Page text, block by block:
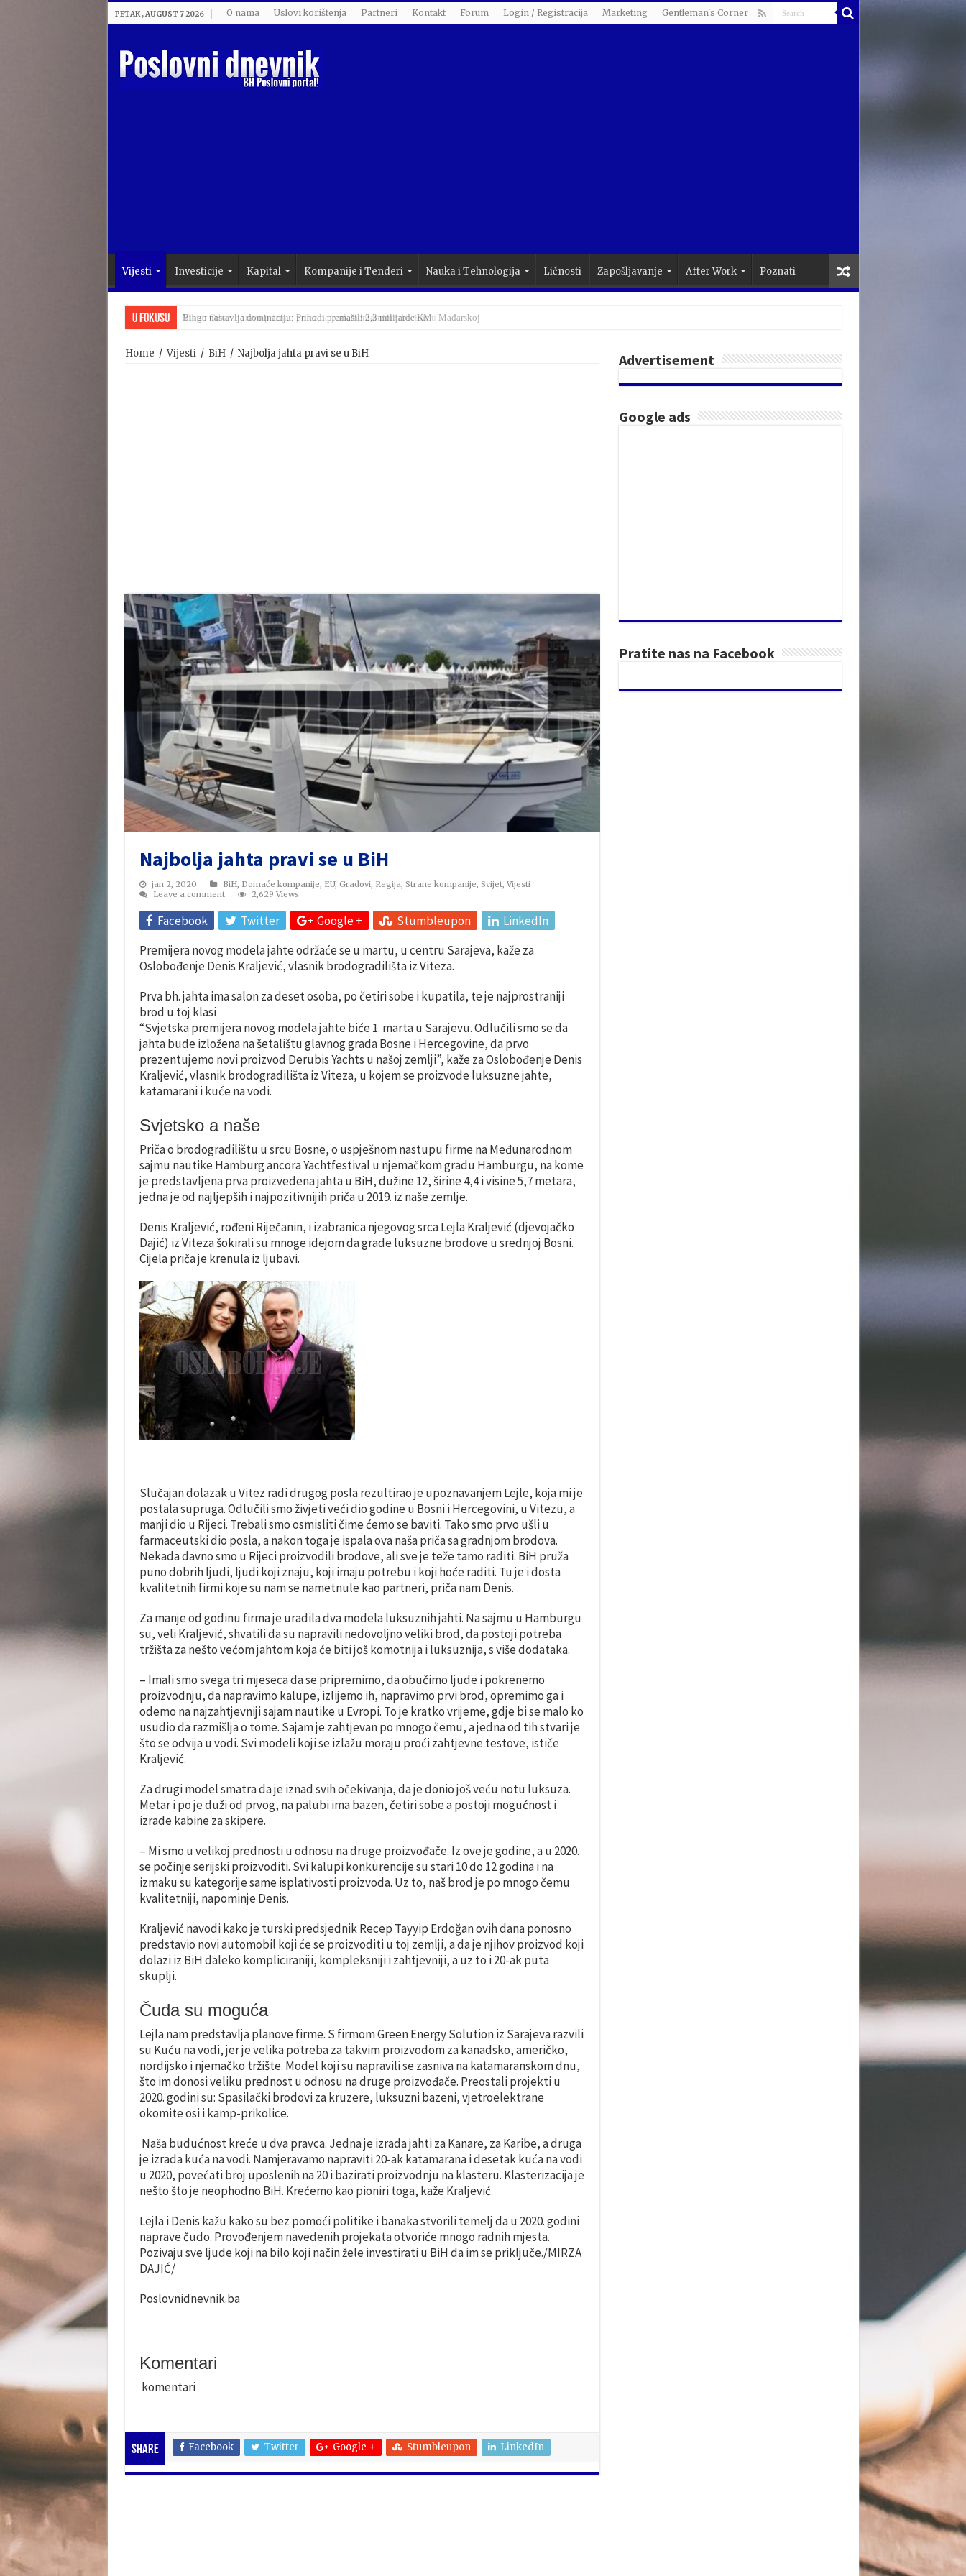
PETAK , AUGUST 7 2026 O nama Uslovi korištenja Partneri Kontakt Forum Login / Registracija Marketing Gentleman's Corner
Vijesti Investicije Kapital Kompanije i Tenderi Nauka i Tehnologija Ličnosti Zapošljavanje After Work Poznati
U Fokusu Viktor Orban upravo priznao poraz na parlamentarnim izborima u Mađarskoj
Home / Vijesti / BiH / Najbolja jahta pravi se u BiH
Najbolja jahta pravi se u BiH
jan 2, 2020 BiH, Domaće kompanije, EU, Gradovi, Regija, Strane kompanije, Svijet, Vijesti
Leave a comment
2,629 Views
Facebook Twitter Google + Stumbleupon
LinkedIn
Premijera novog modela jahte održaće se u martu, u centru Sarajeva, kaže za
Oslobođenje Denis Kraljević, vlasnik brodogradilišta iz Viteza.
Prva bh. jahta ima salon za deset osoba, po četiri sobe i kupatila, te je najprostraniji
brod u toj klasi
“Svjetska premijera novog modela jahte biće 1. marta u Sarajevu. Odlučili smo se da
jahta bude izložena na šetalištu glavnog grada Bosne i Hercegovine, da prvo
prezentujemo novi proizvod Derubis Yachts u našoj zemlji”, kaže za Oslobođenje Denis
Kraljević, vlasnik brodogradilišta iz Viteza, u kojem se proizvode luksuzne jahte,
katamarani i kuće na vodi.
Svjetsko a naše
Priča o brodogradilištu u srcu Bosne, o uspješnom nastupu firme na Međunarodnom
sajmu nautike Hamburg ancora Yachtfestival u njemačkom gradu Hamburgu, na kome
je predstavljena prva proizvedena jahta u BiH, dužine 12, širine 4,4 i visine 5,7 metara,
jedna je od najljepših i najpozitivnijih priča u 2019. iz naše zemlje.
Denis Kraljević, rođeni Riječanin, i izabranica njegovog srca Lejla Kraljević (djevojačko
Dajić) iz Viteza šokirali su mnoge idejom da grade luksuzne brodove u srednjoj Bosni.
Cijela priča je krenula iz ljubavi.
Slučajan dolazak u Vitez radi drugog posla rezultirao je upoznavanjem Lejle, koja mi je
postala supruga. Odlučili smo živjeti veći dio godine u Bosni i Hercegovini, u Vitezu, a
manji dio u Rijeci. Trebali smo osmisliti čime ćemo se baviti. Tako smo prvo ušli u
farmaceutski dio posla, a nakon toga je ispala ova naša priča sa gradnjom brodova.
Nekada davno smo u Rijeci proizvodili brodove, ali sve je teže tamo raditi. BiH pruža
puno dobrih ljudi, ljudi koji znaju, koji imaju potrebu i koji hoće raditi. Tu je i dosta
kvalitetnih firmi koje su nam se nametnule kao partneri, priča nam Denis.
Za manje od godinu firma je uradila dva modela luksuznih jahti. Na sajmu u Hamburgu
su, veli Kraljević, shvatili da su napravili nedovoljno veliki brod, da postoji potreba
tržišta za nešto većom jahtom koja će biti još komotnija i luksuznija, s više dodataka.
– Imali smo svega tri mjeseca da se pripremimo, da obučimo ljude i pokrenemo
proizvodnju, da napravimo kalupe, izlijemo ih, napravimo prvi brod, opremimo ga i
odemo na najzahtjevniji sajam nautike u Evropi. To je kratko vrijeme, gdje bi se malo ko
usudio da razmišlja o tome. Sajam je zahtjevan po mnogo čemu, a jedna od tih stvari je
što se odvija u vodi. Svi modeli koji se izlažu moraju proći zahtjevne testove, ističe
Kraljević.
Za drugi model smatra da je iznad svih očekivanja, da je donio još veću notu luksuza.
Metar i po je duži od prvog, na palubi ima bazen, četiri sobe a postoji mogućnost i
izrade kabine za skipere.
– Mi smo u velikoj prednosti u odnosu na druge proizvođače. Iz ove je godine, a u 2020.
se počinje serijski proizvoditi. Svi kalupi konkurencije su stari 10 do 12 godina i na
izmaku su kategorije same isplativosti proizvoda. Uz to, naš brod je po mnogo čemu
kvalitetniji, napominje Denis.
Kraljević navodi kako je turski predsjednik Recep Tayyip Erdoğan ovih dana ponosno
predstavio novi automobil koji će se proizvoditi u toj zemlji, a da je njihov proizvod koji
dolazi iz BiH daleko kompliciraniji, kompleksniji i zahtjevniji, a uz to i 20-ak puta
skuplji.
​Čuda su moguća
Lejla nam predstavlja planove firme. S firmom Green Energy Solution iz Sarajeva razvili
su Kuću na vodi, jer je velika potreba za takvim proizvodom za kanadsko, američko,
nordijsko i njemačko tržište. Model koji su napravili se zasniva na katamaranskom dnu,
što im donosi veliku prednost u odnosu na druge proizvođače. Preostali projekti u
2020. godini su: Spasilački brodovi za kruzere, luksuzni bazeni, vjetroelektrane
okomite osi i kamp-prikolice.
Naša budućnost kreće u dva pravca. Jedna je izrada jahti za Kanare, za Karibe, a druga
je izrada kuća na vodi. Namjeravamo napraviti 20-ak katamarana i desetak kuća na vodi
u 2020, povećati broj uposlenih na 20 i bazirati proizvodnju na klasteru. Klasterizacija je
nešto što je neophodno BiH. Krećemo kao pioniri toga, kaže Kraljević.
Lejla i Denis kažu kako su bez pomoći politike i banaka stvorili temelj da u 2020. godini
naprave čudo. Provođenjem navedenih projekata otvoriće mnogo radnih mjesta.
Pozivaju sve ljude koji na bilo koji način žele investirati u BiH da im se priključe./MIRZA
DAJIĆ/
Poslovnidnevnik.ba
Komentari
komentari
Share Facebook Twitter Google + Stumbleupon LinkedIn
Advertisement
Google ads
Pratite nas na Facebook